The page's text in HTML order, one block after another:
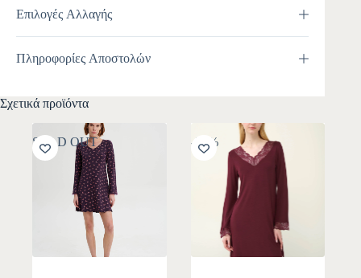
Επιλογές Αλλαγής
Πληροφορίες Αποστολών
Σχετικά προϊόντα
SOLD OUT -30%